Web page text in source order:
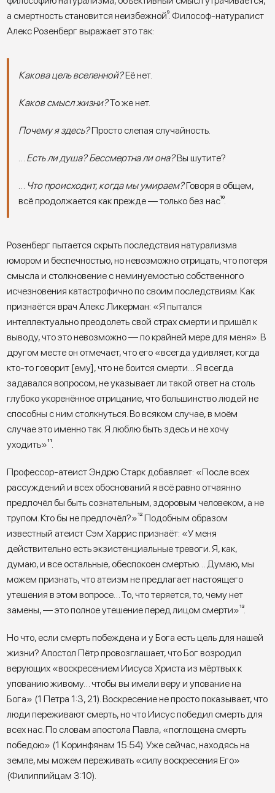
а смертность становится неизбежной⁹. Философ-натуралист
Алекс Розенберг выражает это так:
Какова цель вселенной?Её нет.
Каков смысл жизни?То же нет.
Почему я здесь?Просто слепая случайность.
Есть ли душа? Бессмертна ли она?Вы шутите?
Что происходит, когда мы умираем?Говоря в общем,
всё продолжается как прежде — только без нас¹⁰.
Розенберг пытается скрыть последствия натурализма
юмором и беспечностью, но невозможно отрицать, что потеря
смысла и столкновение с неминуемостью собственного
исчезновения катастрофично по своим последствиям. Как
признаётся врач Алекс Ликерман: «Я пытался
интеллектуально преодолеть свой страх смерти и пришёл к
выводу, что это невозможно — по крайней мере для меня». В
другом месте он отмечает, что его «всегда удивляет, когда
кто-то говорит [ему], что не боится смерти… Я всегда
задавался вопросом, не указывает ли такой ответ на столь
глубоко укоренённое отрицание, что большинство людей не
способны с ним столкнуться. Во всяком случае, в моём
случае это именно так. Я люблю быть здесь и не хочу
уходить»¹¹
Профессор-атеист Эндрю Старк добавляет: «После всех
рассуждений и всех обоснований я всё равно отчаянно
предпочёл бы быть сознательным, здоровым человеком, а не
трупом. Кто бы не предпочёл?»¹²Подобным образом
известный атеист Сэм Харрис признаёт: «У меня
действительно есть экзистенциальные тревоги. Я, как,
думаю, и все остальные, обеспокоен смертью… Думаю, мы
можем признать, что атеизм не предлагает настоящего
утешения в этом вопросе… То, что теряется, то, чему нет
замены, — это полное утешение перед лицом смерти»¹³.
Но что, если смерть побеждена и у Бога есть цель для нашей
жизни? Апостол Пётр провозглашает, что Бог возродил
верующих «воскресением Иисуса Христа из мёртвых к
упованию живому… чтобы вы имели веру и упование на
Бога» (1 Петра 1:3, 21). Воскресение не просто показывает, что
люди переживают смерть, но что Иисус победил смерть для
всех нас. По словам апостола Павла, «поглощена смерть
победою» (1 Коринфянам 15:54). Уже сейчас, находясь на
земле, мы можем переживать «силу воскресения Его»
(Филиппийцам 3:10).